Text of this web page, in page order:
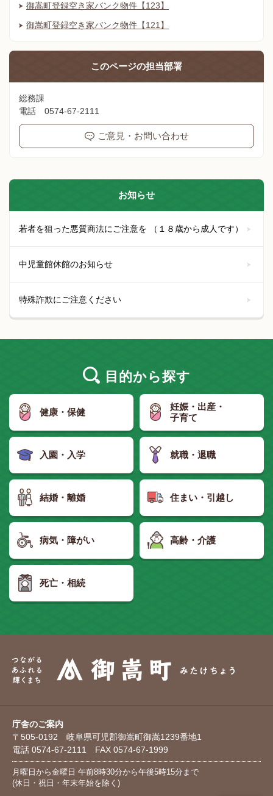
御嵩町登録空き家バンク物件【123】
御嵩町登録空き家バンク物件【121】
このページの担当部署
総務課
電話 0574-67-2111
ご意見・お問い合わせ
お知らせ
若者を狙った悪質商法にご注意を （１８歳から成人です）
中児童館休館のお知らせ
特殊詐欺にご注意ください
目的から探す
健康・保健
妊娠・出産・
子育て
入園・入学 就職・退職
結婚・離婚 住まい・引越し
病気・障がい 高齢・介護
死亡・相続
庁舎のご案内
〒505-0192 岐阜県可児郡御嵩町御嵩1239番地1
電話 0574-67-2111 FAX 0574-67-1999
月曜日から金曜日 午前8時30分から午後5時15分まで
(休日・祝日・年末年始を除く)